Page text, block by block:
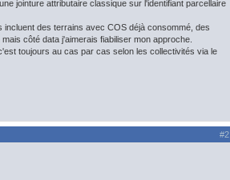
jointure attributaire classique sur l'identifiant parcellaire
des terrains avec COS déjà consommé, des
côté data j'aimerais fiabiliser mon approche.
toujours au cas par cas selon les collectivités via le
#2